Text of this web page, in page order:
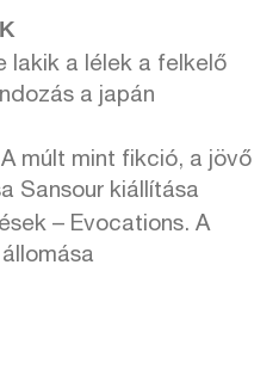
lakik a lélek a felkelő
a japán
múlt mint fikció, a jövő
Sansour kiállítása
– Evocations. A